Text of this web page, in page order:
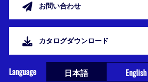
お問い合わせ
カタログダウンロード
Language 日本語 English